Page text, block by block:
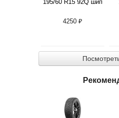
195/60 R15 92Q шип
4250 ₽